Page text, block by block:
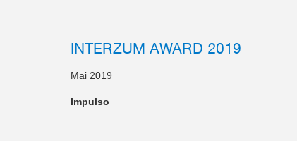
INTERZUM AWARD 2019
Mai 2019
Impulso